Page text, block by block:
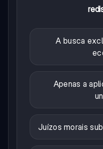
A busca
Apenas a
Juízos morais